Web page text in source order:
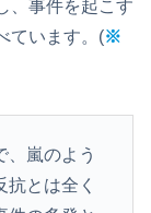
、事件を起こす
ています。(※
嵐のよう
とは全く